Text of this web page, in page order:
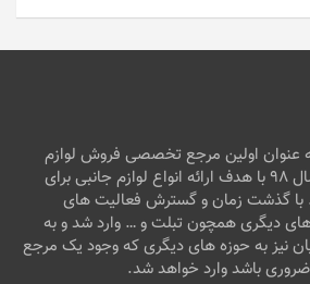
به عنوان اولین مرجع تخصصی فروش لوازم
جانبی فعالیت خود را از سال ۹۸ با هدف ارائه انواع لوازم جانبی برای
با گذشت زمان و گسترش فعالیت های
های دیگری همچون تبلت و … وارد شد و به
نیز به حوزه های دیگری که وجود یک مرجع
ضروری باشد وارد خواهد شد.